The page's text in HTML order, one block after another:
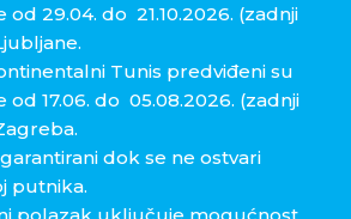
od 29.04. do 21.10.2026. (zadnji
Tunis predviđeni su
od 17.06. do 05.08.2026. (zadnji
dok se ne ostvari
putnika.